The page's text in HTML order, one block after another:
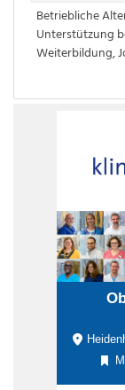
Betriebliche
Unterstützung
Weiterbildung,